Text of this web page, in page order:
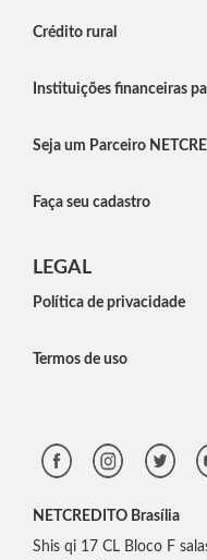
Crédito rural
Instituições financeiras
Seja um Parceiro
Faça seu cadastro
LEGAL
Política de privacidade
Termos de uso
NETCREDITO Brasília
Shis qi 17 CL Bloco F